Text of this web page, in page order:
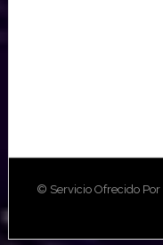
© Servicio Ofrecido Por